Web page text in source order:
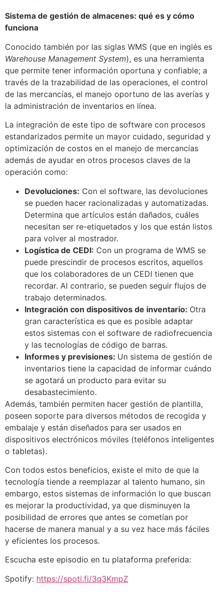
Sistema de gestión de almacenes: qué es y cómo
funciona
Conocido también por las siglas WMS (que en inglés es
Warehouse Management System), es una herramienta
que permite tener información oportuna y confiable; a
través de la trazabilidad de las operaciones, el control
de las mercancías, el manejo oportuno de las averías y
la administración de inventarios en línea.
La integración de este tipo de software con procesos
estandarizados permite un mayor cuidado, seguridad y
optimización de costos en el manejo de mercancías
además de ayudar en otros procesos claves de la
operación como:
Devoluciones: Con el software, las devoluciones
se pueden hacer racionalizadas y automatizadas.
Determina que artículos están dañados, cuáles
necesitan ser re-etiquetados y los que están listos
para volver al mostrador.
Logística de CEDI: Con un programa de WMS se
puede prescindir de procesos escritos, aquellos
que los colaboradores de un CEDI tienen que
recordar. Al contrario, se pueden seguir flujos de
trabajo determinados.
Integración con dispositivos de inventario: Otra
gran característica es que es posible adaptar
estos sistemas con el software de radiofrecuencia
y las tecnologías de código de barras.
Informes y previsiones: Un sistema de gestión de
inventarios tiene la capacidad de informar cuándo
se agotará un producto para evitar su
desabastecimiento.
Además, también permiten hacer gestión de plantilla,
poseen soporte para diversos métodos de recogida y
embalaje y están diseñados para ser usados en
dispositivos electrónicos móviles (teléfonos inteligentes
o tabletas).
Con todos estos beneficios, existe el mito de que la
tecnología tiende a reemplazar al talento humano, sin
embargo, estos sistemas de información lo que buscan
es mejorar la productividad, ya que disminuyen la
posibilidad de errores que antes se cometían por
hacerse de manera manual y a su vez hace más fáciles
y eficientes los procesos.
Escucha este episodio en tu plataforma preferida:
Spotify: https://spoti.fi/3q3KmpZ